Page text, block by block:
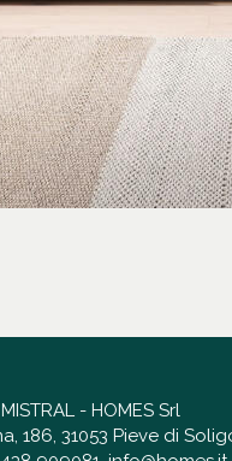
MISTRAL - HOMES Srl
186, 31053 Pieve di